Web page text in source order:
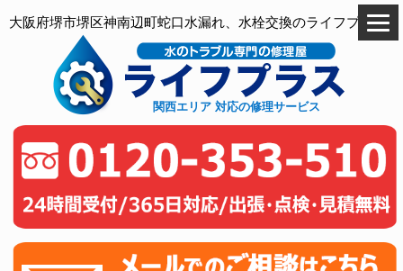
大阪府堺市堺区神南辺町蛇口水漏れ、水栓交換のライフプラス
関西エリア 対応の修理サービス